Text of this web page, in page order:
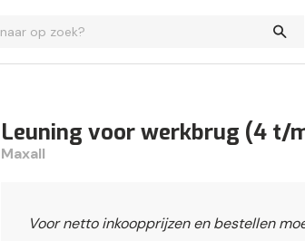
Leuning voor werkbrug (4 t/
Maxall
Voor netto inkoopprijzen en bestellen